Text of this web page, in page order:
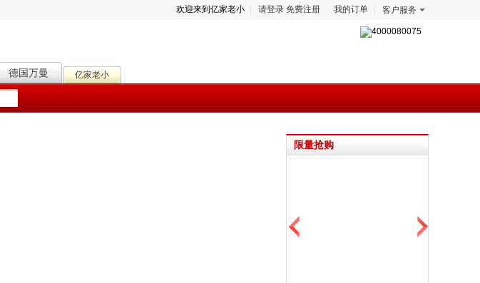
欢迎来到亿家老小 请登录 免费注册 我的订单 客户服务
德国万曼 亿家老小
限量抢购